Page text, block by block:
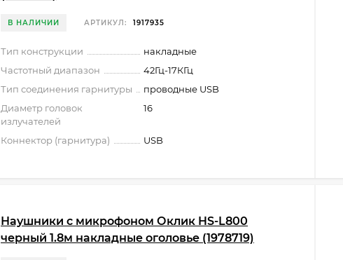
В НАЛИЧИИ АРТИКУЛ: 1917935
Тип конструкции
накладные
Частотный диапазон
42Гц-17КГц
Тип соединения гарнитуры
проводные USB
Диаметр головок
излучателей
16
Коннектор (гарнитура) USB
Наушники с микрофоном Оклик HS-L800
черный 1.8м накладные оголовье (1978719)